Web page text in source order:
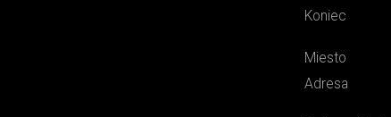
Koniec
Miesto
Adresa